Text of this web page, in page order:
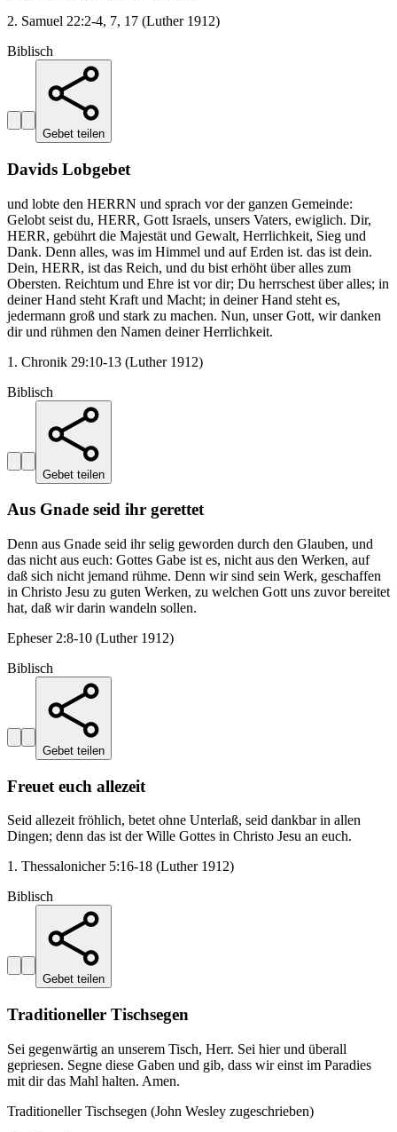
2. Samuel 22:2-4, 7, 17 (Luther 1912)
Biblisch
Gebet teilen
Davids Lobgebet
und lobte den HERRN und sprach vor der ganzen Gemeinde:
Gelobt seist du, HERR, Gott Israels, unsers Vaters, ewiglich. Dir,
HERR, gebührt die Majestät und Gewalt, Herrlichkeit, Sieg und
Dank. Denn alles, was im Himmel und auf Erden ist. das ist dein.
Dein, HERR, ist das Reich, und du bist erhöht über alles zum
Obersten. Reichtum und Ehre ist vor dir; Du herrschest über alles; in
deiner Hand steht Kraft und Macht; in deiner Hand steht es,
jedermann groß und stark zu machen. Nun, unser Gott, wir danken
dir und rühmen den Namen deiner Herrlichkeit.
1. Chronik 29:10-13 (Luther 1912)
Biblisch
Gebet teilen
Aus Gnade seid ihr gerettet
Denn aus Gnade seid ihr selig geworden durch den Glauben, und
das nicht aus euch: Gottes Gabe ist es, nicht aus den Werken, auf
daß sich nicht jemand rühme. Denn wir sind sein Werk, geschaffen
in Christo Jesu zu guten Werken, zu welchen Gott uns zuvor bereitet
hat, daß wir darin wandeln sollen.
Epheser 2:8-10 (Luther 1912)
Biblisch
Gebet teilen
Freuet euch allezeit
Seid allezeit fröhlich, betet ohne Unterlaß, seid dankbar in allen
Dingen; denn das ist der Wille Gottes in Christo Jesu an euch.
1. Thessalonicher 5:16-18 (Luther 1912)
Biblisch
Gebet teilen
Traditioneller Tischsegen
Sei gegenwärtig an unserem Tisch, Herr. Sei hier und überall
gepriesen. Segne diese Gaben und gib, dass wir einst im Paradies
mit dir das Mahl halten. Amen.
Traditioneller Tischsegen (John Wesley zugeschrieben)